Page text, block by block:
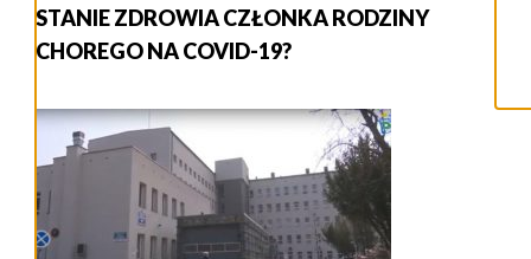
STANIE ZDROWIA CZŁONKA RODZINY
CHOREGO NA COVID-19?